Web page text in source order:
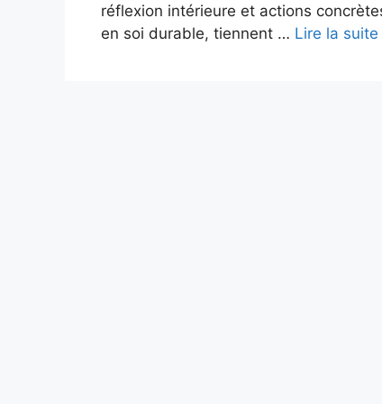
réflexion intérieure et actions
en soi durable, tiennent … Lire la suite